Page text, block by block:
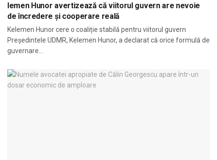
lemen Hunor avertizează că viitorul guvern are nevoie
de încredere și cooperare reală
Kelemen Hunor cere o coaliție stabilă pentru viitorul guvern
Președintele UDMR, Kelemen Hunor, a declarat că orice formulă de
guvernare...